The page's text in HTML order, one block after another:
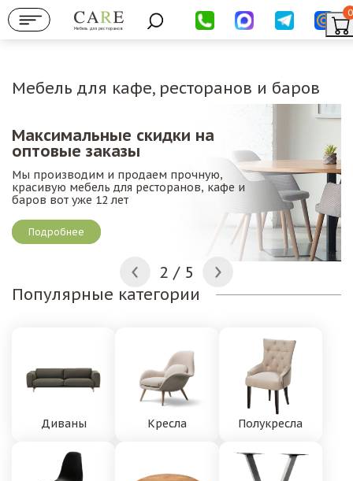
Мебель для ресторанов
0
Мебель для кафе, ресторанов и баров
Максимальные скидки на
оптовые заказы
Мы производим и продаем прочную,
красивую мебель для ресторанов, кафе и
баров вот уже 12 лет
Подробнее
2 / 5
Популярные категории
Диваны Кресла Полукресла